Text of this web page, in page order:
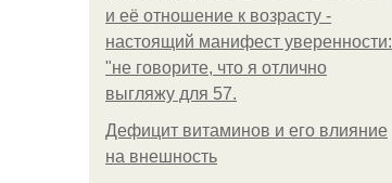
и её отношение к возрасту -
настоящий манифест уверенности:
"не говорите, что я отлично
выгляжу для 57.
Дефицит витаминов и его влияние
на внешность